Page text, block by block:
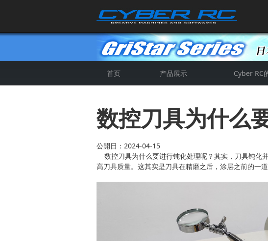
首页 产品展示 Cyber RC
数控刀具为什么
公開日：2024-04-15
数控刀具为什么要进行钝化处理呢？其实，刀具钝化
高刀具质量。这其实是刀具在精磨之后，涂层之前的一道